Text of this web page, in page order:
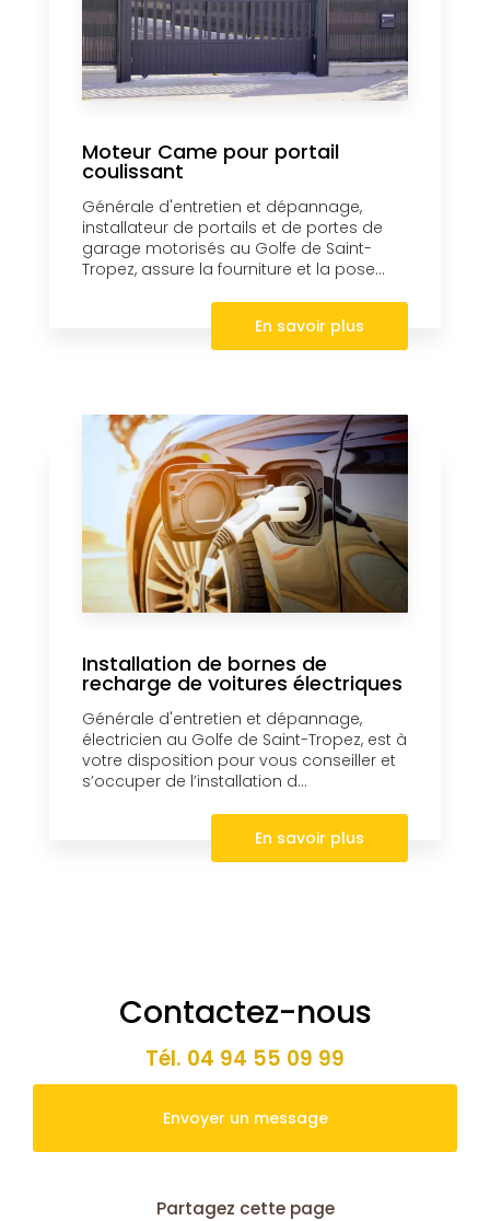
Moteur Came pour portail
coulissant
Générale d'entretien et dépannage,
installateur de portails et de portes de
garage motorisés au Golfe de Saint-
Tropez, assure la fourniture et la pose...
En savoir plus
Installation de bornes de
recharge de voitures électriques
Générale d'entretien et dépannage,
électricien au Golfe de Saint-Tropez, est à
votre disposition pour vous conseiller et
s’occuper de l’installation d...
En savoir plus
Contactez-nous
Tél. 04 94 55 09 99
Envoyer un message
Partagez cette page